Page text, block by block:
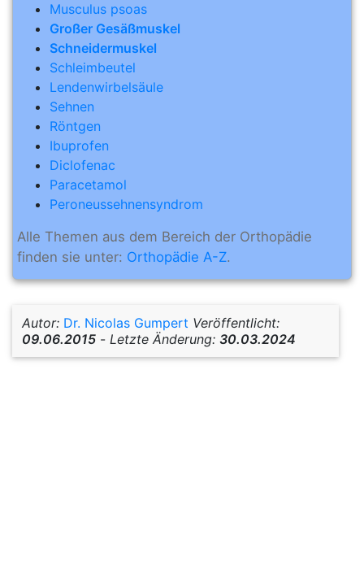
Musculus psoas
Großer Gesäßmuskel
Schneidermuskel
Schleimbeutel
Lendenwirbelsäule
Sehnen
Röntgen
Ibuprofen
Diclofenac
Paracetamol
Peroneussehnensyndrom
Alle Themen aus dem Bereich der Orthopädie
finden sie unter: Orthopädie A-Z.
Autor: Dr. Nicolas Gumpert Veröffentlicht:
09.06.2015 - Letzte Änderung: 30.03.2024